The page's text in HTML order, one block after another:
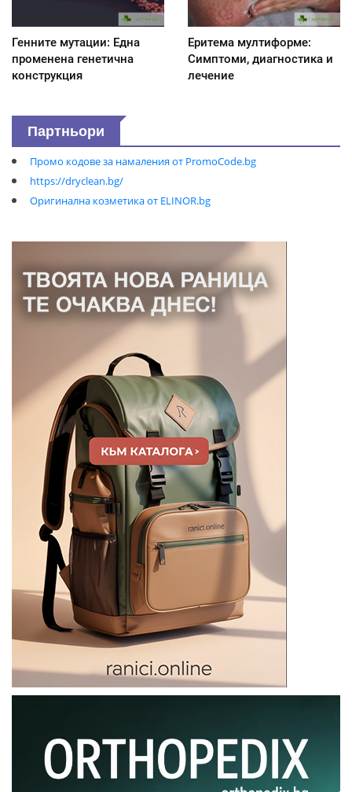
Генните мутации: Една
променена генетична
конструкция
Еритема мултиформе:
Симптоми, диагностика и
лечение
Партньори
Промо кодове за намаления от PromoCode.bg
https://dryclean.bg/
Оригинална козметика от ELINOR.bg